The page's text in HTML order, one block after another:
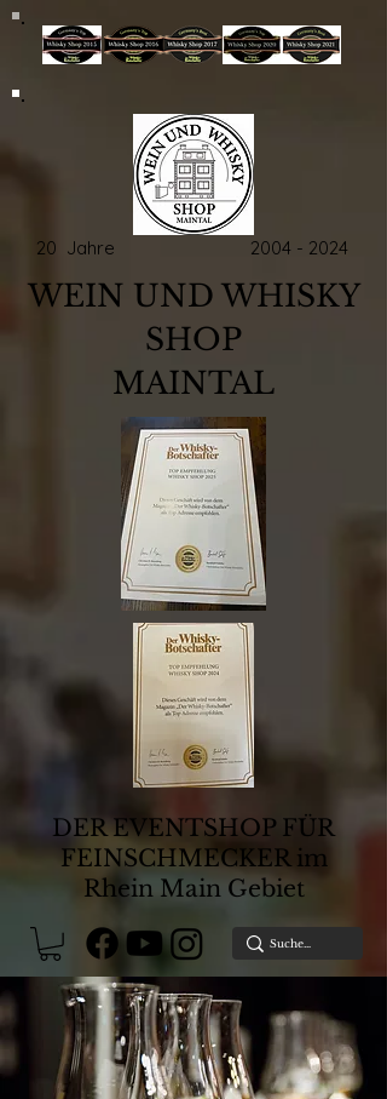
20 Jahre 2004 - 2024
WEIN UND WHISKY
SHOP
MAINTAL
DER EVENTSHOP FÜR
FEINSCHMECKER im
Rhein Main Gebiet